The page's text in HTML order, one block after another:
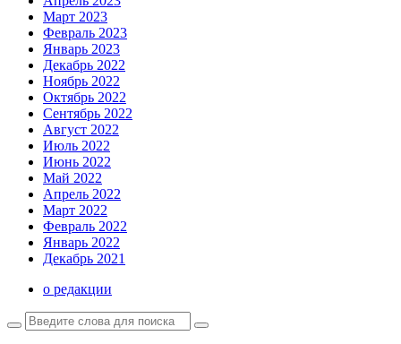
Март 2023
Февраль 2023
Январь 2023
Декабрь 2022
Ноябрь 2022
Октябрь 2022
Сентябрь 2022
Август 2022
Июль 2022
Июнь 2022
Май 2022
Апрель 2022
Март 2022
Февраль 2022
Январь 2022
Декабрь 2021
о редакции